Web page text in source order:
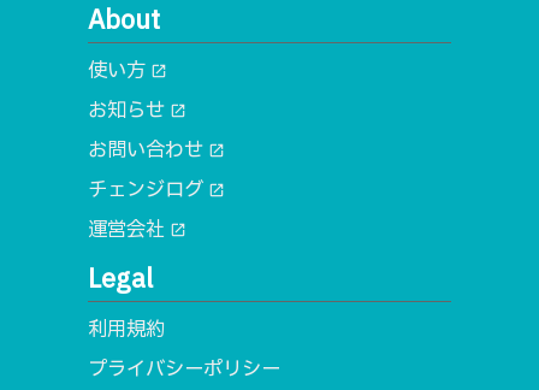
About
使い方 open_in_new
お知らせ open_in_new
お問い合わせ open_in_new
チェンジログ open_in_new
運営会社 open_in_new
Legal
利用規約
プライバシーポリシー